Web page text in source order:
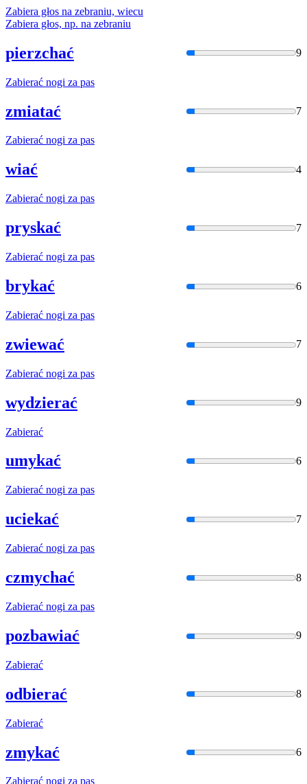
Zabiera głos na zebraniu, wiecu
Zabiera głos, np. na zebraniu
pierzchać 9
Zabierać nogi za pas
zmiatać 7
Zabierać nogi za pas
wiać 4
Zabierać nogi za pas
pryskać 7
Zabierać nogi za pas
brykać 6
Zabierać nogi za pas
zwiewać 7
Zabierać nogi za pas
wydzierać 9
Zabierać
umykać 6
Zabierać nogi za pas
uciekać 7
Zabierać nogi za pas
czmychać 8
Zabierać nogi za pas
pozbawiać 9
Zabierać
odbierać 8
Zabierać
zmykać 6
Zabierać nogi za pas